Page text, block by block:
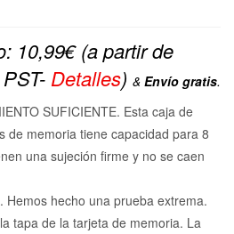
10,99€(a partir de
Detalles) & Envío gratis.
SUFICIENTE. Esta caja de
de memoria tiene capacidad para 8
una sujeción firme y no se caen
Hemos hecho una prueba extrema.
tapa de la tarjeta de memoria. La